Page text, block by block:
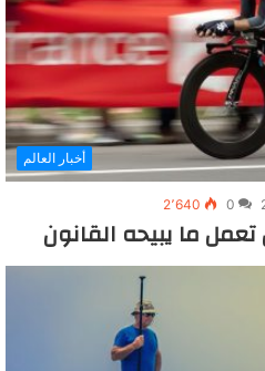
أخبار العالم
0 2٬640
ما يبيحه القانون